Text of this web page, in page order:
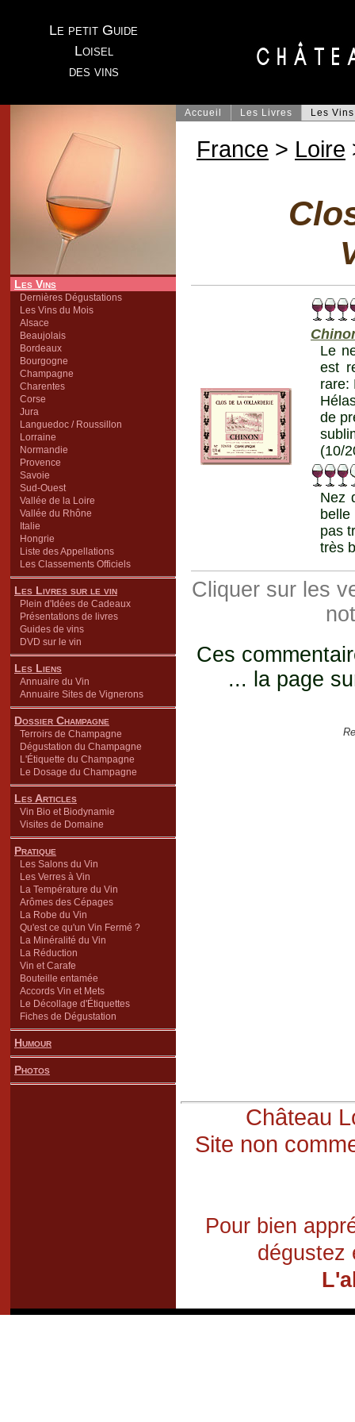
Le petit Guide
Loisel
des vins
Les Vins
Dernières Dégustations
Les Vins du Mois
Alsace
Beaujolais
Bordeaux
Bourgogne
Champagne
Charentes
Corse
Jura
Languedoc / Roussillon
Lorraine
Normandie
Provence
Savoie
Sud-Ouest
Vallée de la Loire
Vallée du Rhône
Italie
Hongrie
Liste des Appellations
Les Classements Officiels
Les Livres sur le vin
Plein d'Idées de Cadeaux
Présentations de livres
Guides de vins
DVD sur le vin
Les Liens
Annuaire du Vin
Annuaire Sites de Vignerons
Dossier Champagne
Terroirs de Champagne
Dégustation du Champagne
L'Étiquette du Champagne
Le Dosage du Champagne
Les Articles
Vin Bio et Biodynamie
Visites de Domaine
Pratique
Les Salons du Vin
Les Verres à Vin
La Température du Vin
Arômes des Cépages
La Robe du Vin
Qu'est ce qu'un Vin Fermé ?
La Minéralité du Vin
La Réduction
Vin et Carafe
Bouteille entamée
Accords Vin et Mets
Le Décollage d'Étiquettes
Fiches de Dégustation
Humour
Photos
Accueil Les Livres Les Vins
France > Loire
Le
est
rare:
de
(10/
Nez
pas
très
Cliquer sur les
Ces
... la page
Château
Site non
Pour bien
dégustez